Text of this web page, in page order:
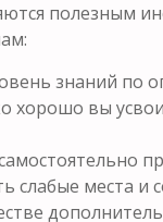
полезным
знаний по
хорошо вы
слабые места и